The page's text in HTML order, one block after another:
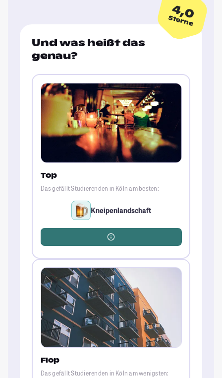
4,0
Sterne
Und was heißt das
genau?
Top
Das gefällt Studierenden in Köln am besten:
Kneipenlandschaft
Flop
Das gefällt Studierenden in Köln am wenigsten: